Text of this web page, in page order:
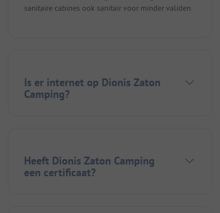
sanitaire cabines ook sanitair voor minder validen.
Is er internet op Dionis Zaton
Camping?
Heeft Dionis Zaton Camping
een certificaat?